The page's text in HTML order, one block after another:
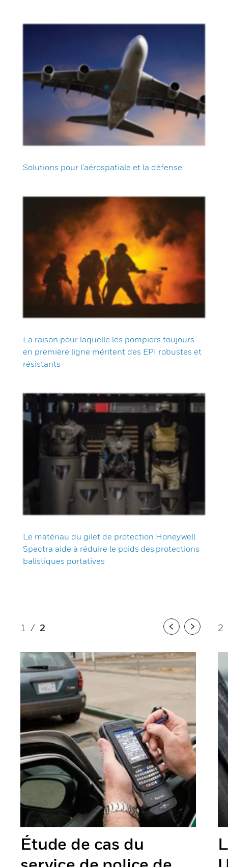
Solutions pour l’aérospatiale et la défense
La raison pour laquelle les pompiers toujours
en première ligne méritent des EPI robustes et
résistants
Le matériau du gilet de protection Honeywell
Spectra aide à réduire le poids des protections
balistiques portatives
1 / 2
Étude de cas du
2